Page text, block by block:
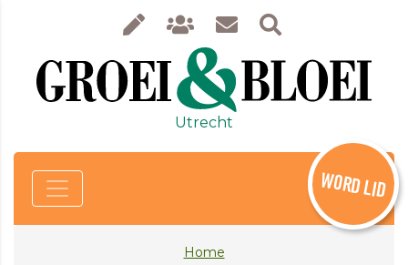
Utrecht
WORD LID
Home